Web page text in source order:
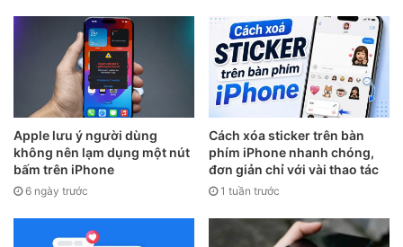
Face ID vẫn là cách tốt nhất để mở khóa điện thoại. Tất
nhiên, iPhone sẽ tự động nhắc nhở người dùng thiết lập
Face ID trong quá trình giới thiệu. Hiện tại, khẩu trang đang
được sử dụng rộng rãi khiến Face ID bất tiện hơn nhưng
Apple đã làm cho Face ID hoạt động tốt hơn với khẩu trang
Apple lưu ý người dùng
không nên lạm dụng một nút
bấm trên iPhone
6 ngày trước
Cách xóa sticker trên bàn
phím iPhone nhanh chóng,
đơn giản chỉ với vài thao tác
1 tuần trước